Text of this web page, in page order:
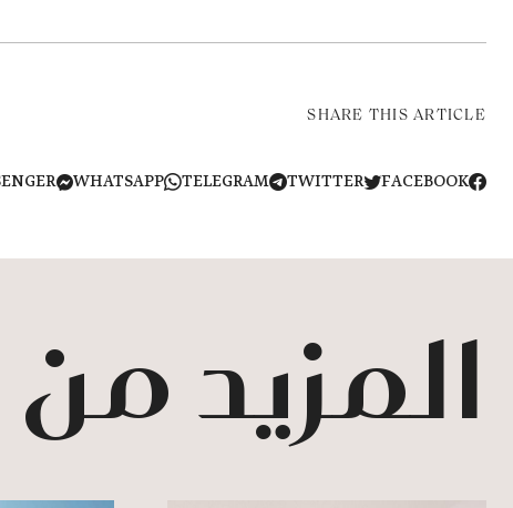
SHARE THIS ARTICLE
FACEBOOK
TWITTER
TELEGRAM
WHATSAPP
المزيد